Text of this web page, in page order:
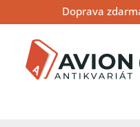
na
obsah
na
navigaci
na
vyhledávání
Doprava